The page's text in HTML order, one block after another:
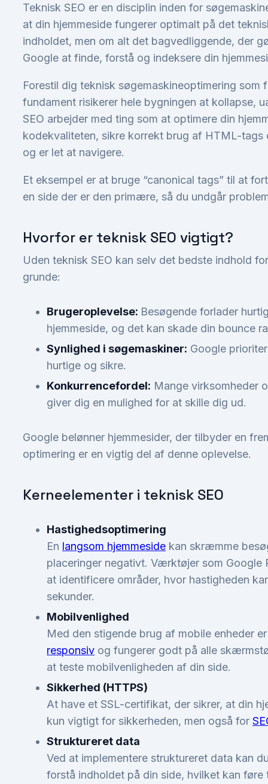
Teknisk SEO er en disciplin inden for
at din hjemmeside fungerer optimalt på det
indholdet, men om alt det bagvedliggende, der
Google at finde, forstå og indeksere din
Forestil dig teknisk søgemaskineoptimering som
fundament risikerer hele bygningen at kollapse,
SEO arbejder med ting som at optimere din
kodekvaliteten, sikre korrekt brug af HTML-
og er let at navigere.
Et eksempel er at bruge “canonical tags” til at
en side der er den primære, så du undgår
Hvorfor er teknisk SEO vigtigt?
Uden teknisk SEO kan selv det bedste indhold
grunde:
Brugeroplevelse: Besøgende forlader
hjemmeside, og det kan skade din bounce
Synlighed i søgemaskiner: Google
hurtige og sikre.
Konkurrencefordel: Mange virksomheder
giver dig en mulighed for at skille dig ud.
Google belønner hjemmesider, der tilbyder en
optimering er en vigtig del af denne oplevelse.
Kerneelementer i teknisk SEO
Hastighedsoptimering
En langsom hjemmeside kan skræmme
placeringer negativt. Værktøjer som
at identificere områder, hvor hastigheden
sekunder.
Mobilvenlighed
Med den stigende brug af mobile enheder
responsiv og fungerer godt på alle
at teste mobilvenligheden af din side.
Sikkerhed (HTTPS)
At have et SSL-certifikat, der sikrer, at din
kun vigtigt for sikkerheden, men også for
Struktureret data
Ved at implementere struktureret data kan
forstå indholdet på din side, hvilket kan